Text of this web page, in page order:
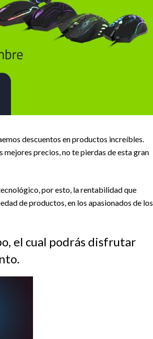
descuentos en productos increíbles.
mejores precios, no te pierdas de esta gran
por esto, la rentabilidad que
de productos, en los apasionados de los
el cual podrás disfrutar